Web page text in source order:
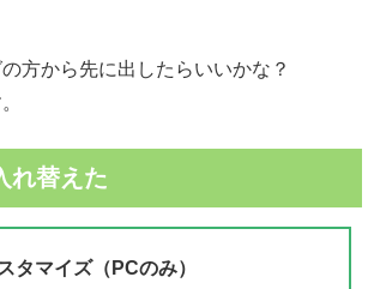
方から先に出したらいいかな？
れ替えた
タマイズ（PCのみ）